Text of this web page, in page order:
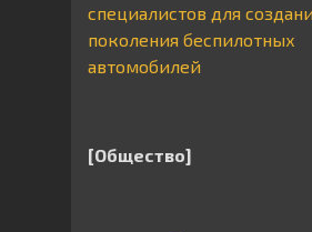
специалистов для
поколения беспилотных
автомобилей
[Общество]